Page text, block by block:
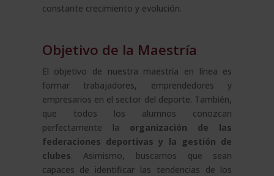
constante crecimiento y evolución.
Objetivo de la Maestría
El objetivo de nuestra maestría en línea es
formar trabajadores, emprendedores y
empresarios en el sector del deporte. También,
que todos los alumnos conozcan
perfectamente la organización de las
federaciones deportivas y la gestión de
clubes. Asimismo, buscamos que sean
capaces de identificar las tendencias de los